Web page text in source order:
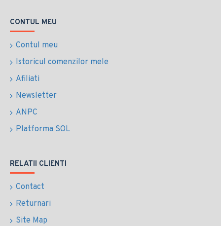
CONTUL MEU
Contul meu
Istoricul comenzilor mele
Afiliati
Newsletter
ANPC
Platforma SOL
RELATII CLIENTI
Contact
Returnari
Site Map